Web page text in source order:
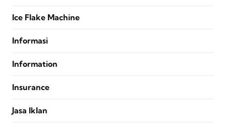
Ice Flake Machine
Informasi
Information
Insurance
Jasa Iklan